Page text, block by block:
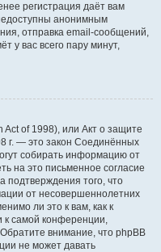
регистрация даёт вам
анонимным
отправка email-сообщений,
у вас всего пару минут,
Act of 1998), или Акт о защите
г. — это закон Соединённых
собирать информацию от
на это письменное согласие
подтверждения того, что
от несовершеннолетних
ли это к вам, как к
к самой конференции,
внимание, что phpBB
не может давать